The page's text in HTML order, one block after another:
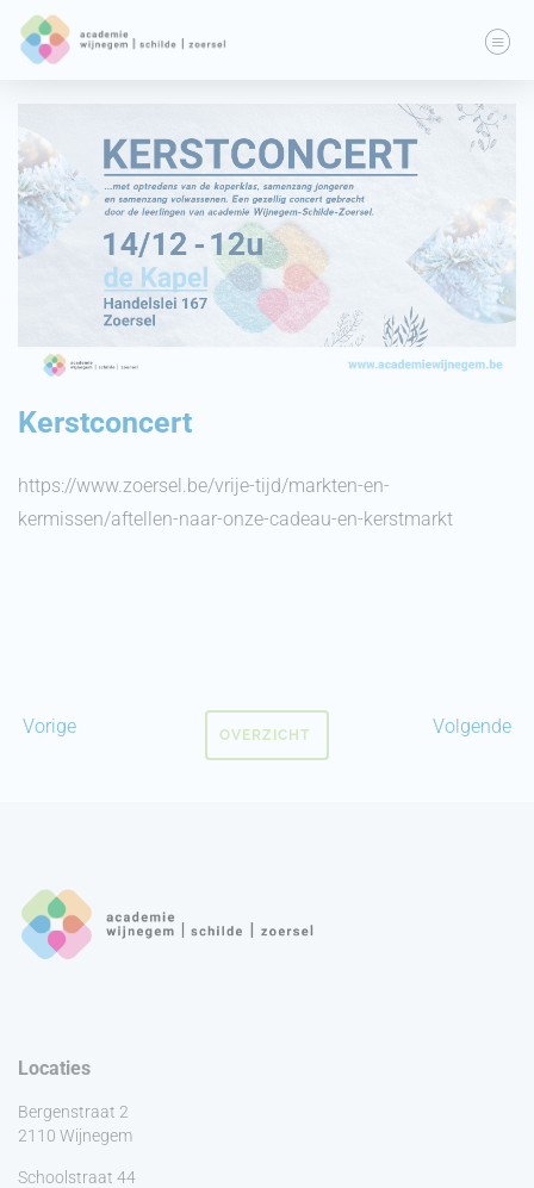
Kerstconcert
https://www.zoersel.be/vrije-tijd/markten-en-
kermissen/aftellen-naar-onze-cadeau-en-kerstmarkt
Vorige Volgende
OVERZICHT
Locaties
Bergenstraat 2
2110 Wijnegem
Schoolstraat 44